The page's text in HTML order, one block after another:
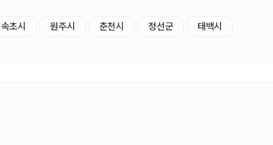
속초시 원주시 춘천시 정선군 태백시